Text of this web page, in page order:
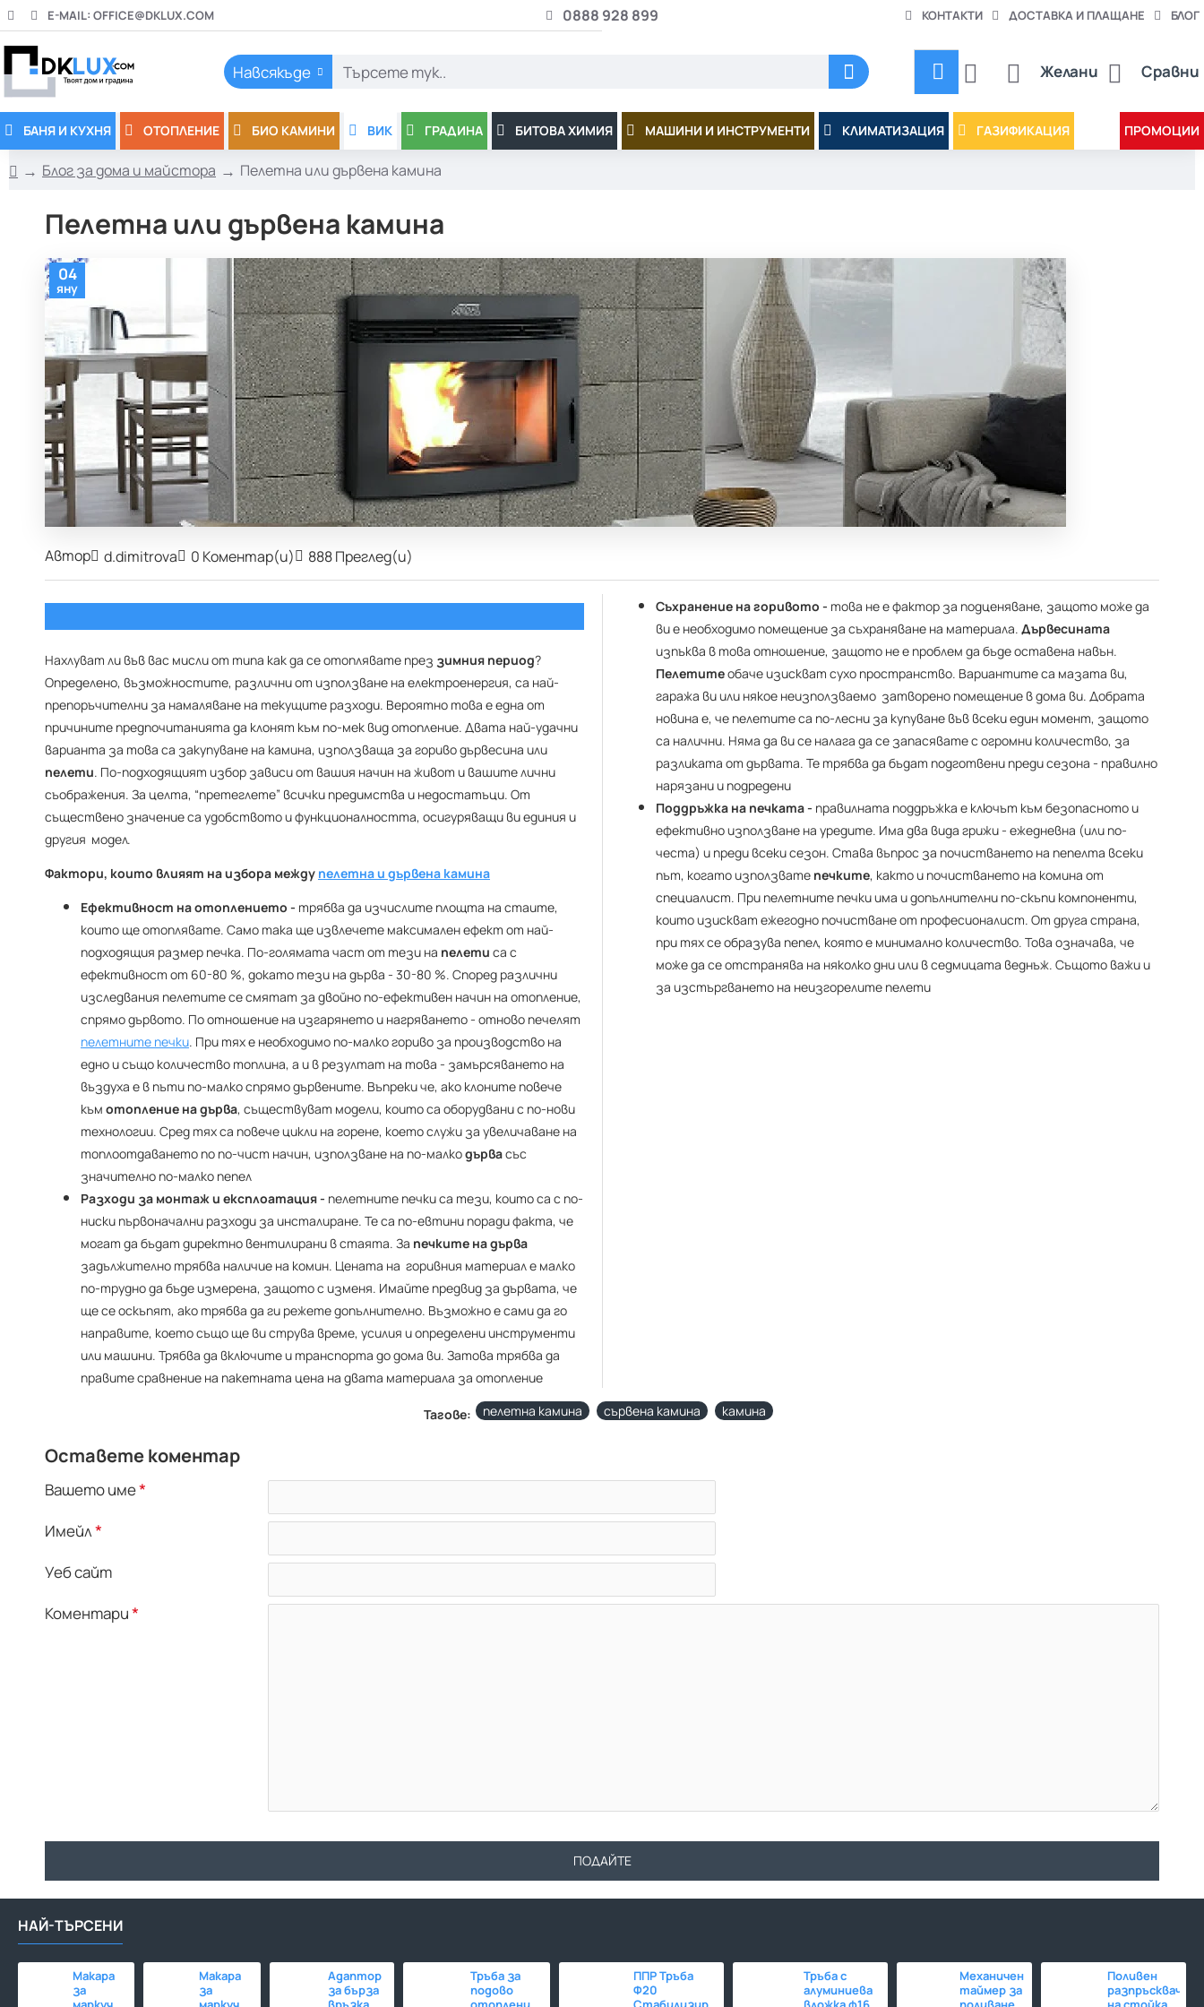
E-MAIL: OFFICE@DKLUX.COM 0888 928 899 КОНТАКТИ ДОСТАВКА И ПЛАЩАНЕ БЛОГ
Навсякъде
Търсете
Желани Сравни
БАНЯ И КУХНЯ ОТОПЛЕНИЕ БИО КАМИНИ ВИК ГРАДИНА БИТОВА ХИМИЯ МАШИНИ И ИНСТРУМЕНТИ КЛИМАТИЗАЦИЯ ГАЗИФИКАЦИЯ ПРОМОЦИИ
Блог за дома и майстора Пелетна или дървена камина
Пелетна или дървена камина
04
яну
Автор d.dimitrova 0 Коментар(и) 888 Преглед(и)
Нахлуват ли във вас мисли от типа как да се отоплявате през зимния период?
Определено, възможностите, различни от използване на електроенергия, са най-
препоръчителни за намаляване на текущите разходи. Вероятно това е една от
причините предпочитанията да клонят към по-мек вид отопление. Двата най-удачни
варианта за това са закупуване на камина, използваща за гориво дървесина или
пелети. По-подходящият избор зависи от вашия начин на живот и вашите лични
съображения. За целта, “претеглете” всички предимства и недостатъци. От
съществено значение са удобството и функционалността, осигуряващи ви единия и
другия модел.
Фактори, които влияят на избора между пелетна и дървена камина
Ефективност на отоплението - трябва да изчислите площта на стаите,
които ще отоплявате. Само така ще извлечете максимален ефект от най-
подходящия размер печка. По-голямата част от тези на пелети са с
ефективност от 60-80 %, докато тези на дърва - 30-80 %. Според различни
изследвания пелетите се смятат за двойно по-ефективен начин на отопление,
спрямо дървото. По отношение на изгарянето и нагряването - отново печелят
пелетните печки. При тях е необходимо по-малко гориво за производство на
едно и също количество топлина, а и в резултат на това - замърсяването на
въздуха е в пъти по-малко спрямо дървените. Въпреки че, ако клоните повече
към отопление на дърва, съществуват модели, които са оборудвани с по-нови
технологии. Сред тях са повече цикли на горене, което служи за увеличаване на
топлоотдаването по по-чист начин, използване на по-малкодървасъс
значително по-малко пепел
Разходи за монтаж и експлоатация - пелетните печки са тези, които са с по-
ниски първоначални разходи за инсталиране. Те са по-евтини поради факта, че
могат да бъдат директно вентилирани в стаята. За печките на дърва
задължително трябва наличие на комин. Цената на горивния материал е малко
по-трудно да бъде измерена, защото с изменя. Имайте предвид за дървата, че
ще се оскъпят, ако трябва да ги режете допълнително. Възможно е сами да го
направите, което също ще ви струва време, усилия и определени инструменти
или машини. Трябва да включите и транспорта до дома ви. Затова трябва да
правите сравнение на пакетната цена на двата материала за отопление
Съхранение на горивото - това не е фактор за подценяване, защото може да
ви е необходимо помещение за съхраняване на материала. Дървесината
изпъква в това отношение, защото не е проблем да бъде оставена навън.
Пелетитеобаче изискват сухо пространство. Вариантите са мазата ви,
гаража ви или някое неизползваемо затворено помещение в дома ви. Добрата
новина е, че пелетите са по-лесни за купуване във всеки един момент, защото
са налични. Няма да ви се налага да се запасявате с огромни количество, за
разликата от дървата. Те трябва да бъдат подготвени преди сезона - правилно
нарязани и подредени
Поддръжка на печката - правилната поддръжка е ключът към безопасното и
ефективно използване на уредите. Има два вида грижи - ежедневна (или по-
честа) и преди всеки сезон. Става въпрос за почистването на пепелта всеки
път, когато използвате печките, както и почистването на комина от
специалист. При пелетните печки има и допълнителни по-скъпи компоненти,
които изискват ежегодно почистване от професионалист. От друга страна,
при тях се образува пепел, която е минимално количество. Това означава, че
може да се отстранява на няколко дни или в седмицата веднъж. Същото важи и
за изстъргването на неизгорелите пелети
Тагове: пелетна камина сървена камина камина
Оставете коментар
Вашето име
Имейл
Уеб сайт
Коментари
ПОДАЙТЕ
НАЙ-ТЪРСЕНИ
Макара
за
Макара
за
Адаптор
за бърза
Тръба за
подово
ППР Тръба
Ф20
Тръба с
алуминиева
Механичен
таймер за
Поливен
разпръсквач